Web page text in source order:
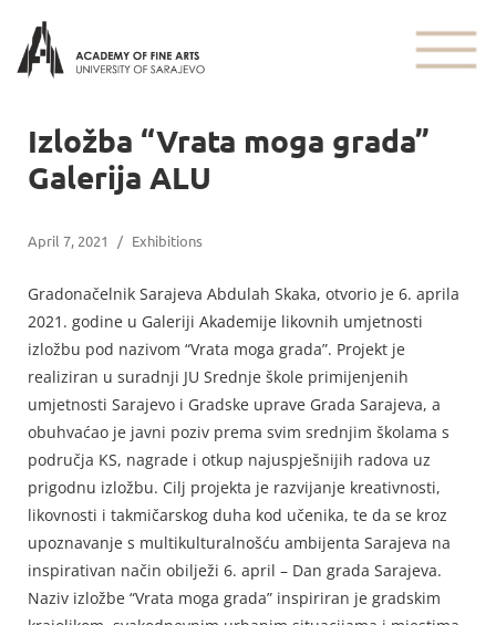
Izložba “Vrata moga grada”
Galerija ALU
April 7, 2021 / Exhibitions
Gradonačelnik Sarajeva Abdulah Skaka, otvorio je 6. aprila
2021. godine u Galeriji Akademije likovnih umjetnosti
izložbu pod nazivom “Vrata moga grada”. Projekt je
realiziran u suradnji JU Srednje škole primijenjenih
umjetnosti Sarajevo i Gradske uprave Grada Sarajeva, a
obuhvaćao je javni poziv prema svim srednjim školama s
područja KS, nagrade i otkup najuspješnijih radova uz
prigodnu izložbu. Cilj projekta je razvijanje kreativnosti,
likovnosti i takmičarskog duha kod učenika, te da se kroz
upoznavanje s multikulturalnošću ambijenta Sarajeva na
inspirativan način obilježi 6. april – Dan grada Sarajeva.
Naziv izložbe “Vrata moga grada” inspiriran je gradskim